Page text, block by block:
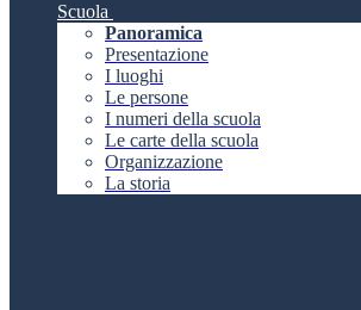
Scuola
Panoramica
Presentazione
I luoghi
Le persone
I numeri della scuola
Le carte della scuola
Organizzazione
La storia